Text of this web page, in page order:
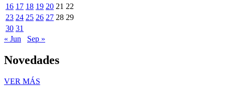
16 17 18 19 20 21 22
23 24 25 26 27 28 29
30 31
« Jun
Sep »
Novedades
VER MÁS